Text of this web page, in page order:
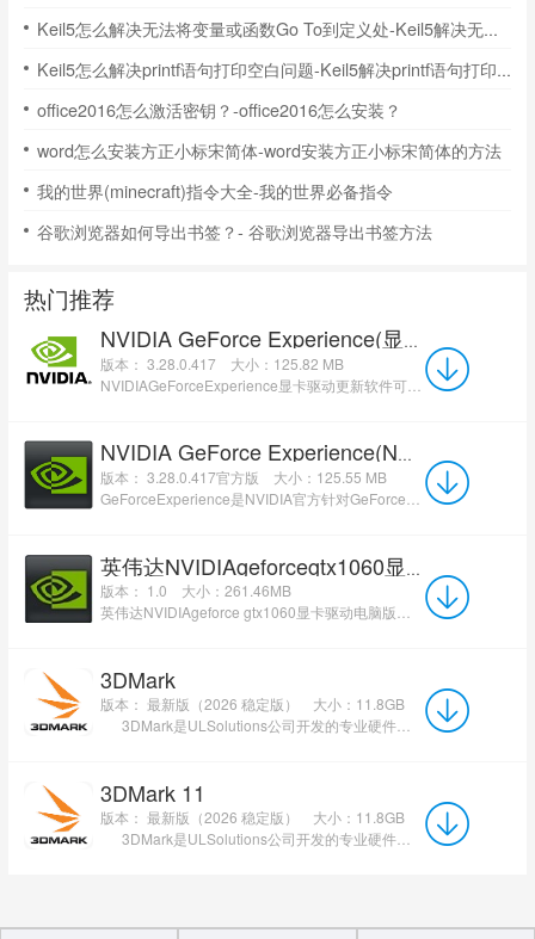
Keil5怎么解决无法将变量或函数Go To到定义处-Keil5解决无法将变量或函数Go To到定义处的方法
Keil5怎么解决printf语句打印空白问题-Keil5解决printf语句打印空白问题的方法
office2016怎么激活密钥？-office2016怎么安装？
word怎么安装方正小标宋简体-word安装方正小标宋简体的方法
我的世界(minecraft)指令大全-我的世界必备指令
谷歌浏览器如何导出书签？- 谷歌浏览器导出书签方法
热门推荐
NVIDIA GeForce Experience(显卡驱动更新软件)
版本： 3.28.0.417
大小：125.82 MB
NVIDIAGeForceExperience显卡驱动更新软件可以帮助你检查计算机的geforce驱动程序，轻松地优化游戏设定并...
NVIDIA GeForce Experience(N卡驱动更新)
版本： 3.28.0.417官方版
大小：125.55 MB
英伟达NVIDIAgeforcegtx1060显卡驱动
版本： 1.0
大小：261.46MB
3DMark
版本： 最新版（2026 稳定版）
大小：11.8GB
3DMark是ULSolutions公司开发的专业硬件性能基准测试软件，被全球硬件厂商、媒体与玩家...
3DMark 11
版本： 最新版（2026 稳定版）
大小：11.8GB
3DMark是ULSolutions公司开发的专业硬件性能基准测试软件，被全球硬件厂商、媒体与玩家公...